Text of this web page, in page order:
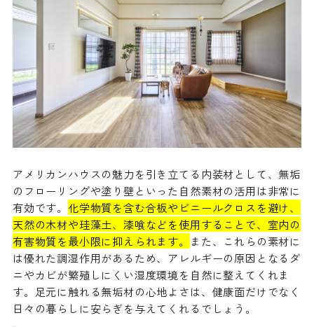
アメリカンハウスの魅力を引き立てる内装材として、無垢
のフローリングや塗り壁といった自然素材の活用は非常に
有効です。 化学物質を含む合板やビニールクロスを避け、
天然の木材や珪藻土、漆喰などを使用することで、室内の
有害物質を最小限に抑えられます。
また、これらの素材に
は優れた調湿作用があるため、アレルギーの原因となるダ
ニやカビが繁殖しにくい湿度環境を自然に整えてくれま
す。足元に触れる無垢材の心地よさは、健康面だけでなく
日々の暮らしに安らぎを与えてくれるでしょう。